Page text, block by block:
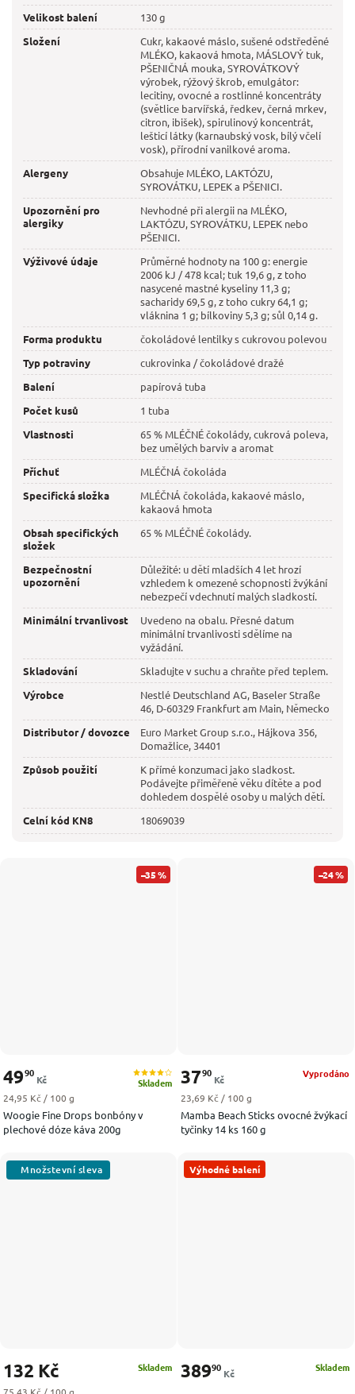
Velikost balení
130 g
Složení
Cukr, kakaové máslo, sušené odstředěné
MLÉKO, kakaová hmota, MÁSLOVÝ tuk,
PŠENIČNÁ mouka, SYROVÁTKOVÝ
výrobek, rýžový škrob, emulgátor:
lecitiny, ovocné a rostlinné koncentráty
(světlice barvířská, ředkev, černá mrkev,
citron, ibišek), spirulinový koncentrát,
lešticí látky (karnaubský vosk, bílý včelí
vosk), přírodní vanilkové aroma.
Alergeny
Obsahuje MLÉKO, LAKTÓZU,
SYROVÁTKU, LEPEK a PŠENICI.
Upozornění pro
alergiky
Nevhodné při alergii na MLÉKO,
LAKTÓZU, SYROVÁTKU, LEPEK nebo
PŠENICI.
Výživové údaje
Průměrné hodnoty na 100 g: energie
2006 kJ / 478 kcal; tuk 19,6 g, z toho
nasycené mastné kyseliny 11,3 g;
sacharidy 69,5 g, z toho cukry 64,1 g;
vláknina 1 g; bílkoviny 5,3 g; sůl 0,14 g.
Forma produktu
čokoládové lentilky s cukrovou polevou
Typ potraviny
cukrovinka / čokoládové dražé
Balení
papírová tuba
Počet kusů
1 tuba
Vlastnosti
65 % MLÉČNÉ čokolády, cukrová poleva,
bez umělých barviv a aromat
Příchuť
MLÉČNÁ čokoláda
Specifická složka
MLÉČNÁ čokoláda, kakaové máslo,
kakaová hmota
Obsah specifických
složek
65 % MLÉČNÉ čokolády.
Bezpečnostní
upozornění
Důležité: u dětí mladších 4 let hrozí
vzhledem k omezené schopnosti žvýkání
nebezpečí vdechnutí malých sladkostí.
Minimální trvanlivost
Uvedeno na obalu. Přesné datum
minimální trvanlivosti sdělíme na
vyžádání.
Skladování
Skladujte v suchu a chraňte před teplem.
Výrobce
Nestlé Deutschland AG, Baseler Straße
46, D-60329 Frankfurt am Main, Německo
Distributor / dovozce
Euro Market Group s.r.o., Hájkova 356,
Domažlice, 34401
Způsob použití
K přímé konzumaci jako sladkost.
Podávejte přiměřeně věku dítěte a pod
dohledem dospělé osoby u malých dětí.
Celní kód KN8
18069039
–35 %
Woogie Fine Drops bonbóny v
plechové dóze káva 200g
Skladem
4990
Kč
Měrná cena:
24,95 Kč / 100 g
–24 %
Mamba Beach Sticks ovocné žvýkací
tyčinky 14 ks 160 g
Vyprodáno
3790
Kč
Měrná cena:
23,69 Kč / 100 g
Skladem
132 Kč
Měrná cena:
Výhodné balení
Skladem
38990
Kč